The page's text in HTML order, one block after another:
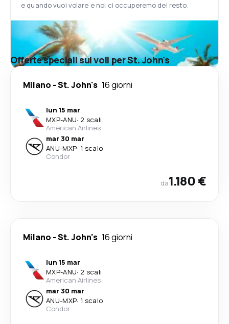
e quando vuoi volare e noi ci occuperemo del resto.
Offerte speciali sui voli per St. John's
Milano -St. John's 16 giorni
lun 15 mar
MXP-ANU· 2 scali
American Airlines
mar 30 mar
ANU-MXP· 1 scalo
Condor
da1.180 €
Milano -St. John's 16 giorni
lun 15 mar
MXP-ANU· 2 scali
American Airlines
mar 30 mar
ANU-MXP· 1 scalo
Condor